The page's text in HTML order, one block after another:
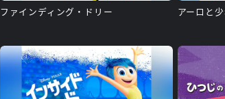
ファインディング・ドリー アーロと